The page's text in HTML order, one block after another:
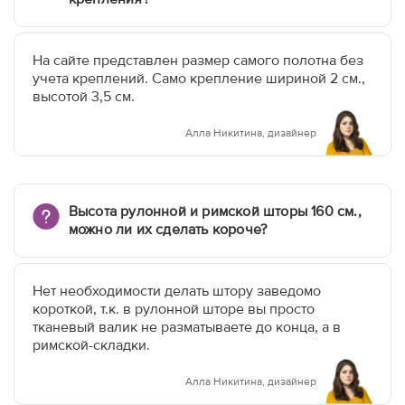
На сайте представлен размер самого полотна без
учета креплений. Само крепление шириной 2 см.,
высотой 3,5 см.
Алла Никитина, дизайнер
Высота рулонной и римской шторы 160 см.,
можно ли их сделать короче?
Нет необходимости делать штору заведомо
короткой, т.к. в рулонной шторе вы просто
тканевый валик не разматываете до конца, а в
римской-складки.
Алла Никитина, дизайнер